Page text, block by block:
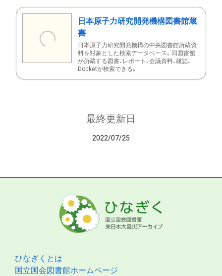
日本原子力研究開発機構図書館蔵
書
日本原子力研究開発機構の中央図書館所蔵資
料を対象とした検索データベース。同図書館
が所蔵する図書、レポート、会議資料、雑誌、
Docketが検索できる。
最終更新日
2022/07/25
ひなぎくとは
国立国会図書館ホームページ